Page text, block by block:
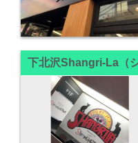
下北沢Shangri-La（